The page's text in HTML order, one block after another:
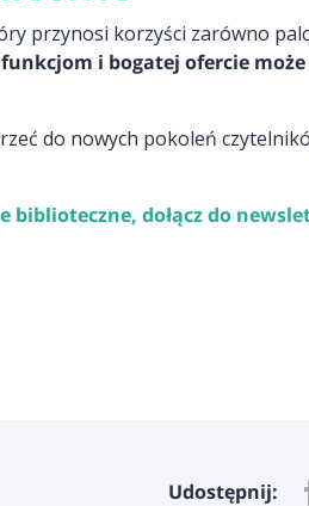
przynosi korzyści zarówno
i bogatej ofercie
do nowych pokoleń
biblioteczne, dołącz do
Udostępnij: